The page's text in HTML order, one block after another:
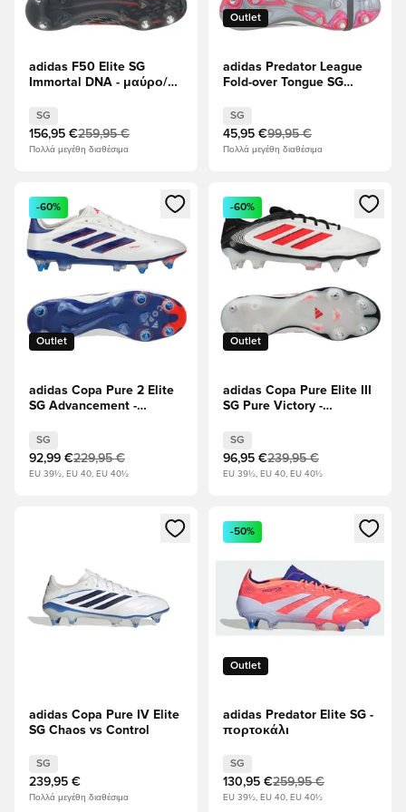
adidas F50 Elite SG
Immortal DNA - μαύρο/
SG
156,95 €259,95 €
Πολλά μεγέθη διαθέσιμα
Outlet
adidas Predator League
Fold-over Tongue SG
σιδήρου/Υποδήματα
Λευκά/Διαυγές κόκκινο
SG
45,95 €99,95 €
Πολλά μεγέθη διαθέσιμα
Ανοίγει ένα Modal για να συνδεθείτε ή να εγγραφείτε ως
Outlet
-60%
adidas Copa Pure 2 Elite
SG Advancement -
Διαυγές μπλε/Ηλιακό
κόκκινο
SG
92,99 €229,95 €
EU 39½, EU 40, EU 40½
Ανοίγει ένα Modal για να
Outlet
-60%
adidas Copa Pure Elite III
SG Pure Victory -
Διαυγές κόκκινο/μαύρο
SG
96,95 €239,95 €
EU 39½, EU 40, EU 40½
Ανοίγει ένα Modal για να συνδεθείτε ή να εγγραφείτε ως
adidas Copa Pure IV Elite
SG Chaos vs Control
SG
239,95 €
Πολλά μεγέθη διαθέσιμα
Ανοίγει ένα Modal για να
Outlet
-50%
adidas Predator Elite SG -
πορτοκάλι
SG
130,95 €259,95 €
EU 39½, EU 40, EU 40½